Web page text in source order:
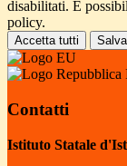
disabilitati. È
policy.
Accetta tutti
Contatti
Istituto Statale